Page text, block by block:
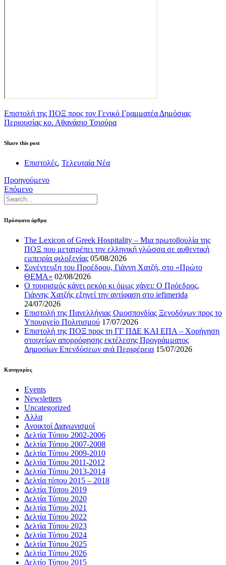
Επιστολή της ΠΟΞ προς τον Γενικό Γραμματέα Δημόσιας
Περιουσίας κο. Αθανάσιο Τσιούρα
Share this post
Επιστολές, Τελευταία Νέα
Προηγούμενο
Επόμενο
Πρόσφατα άρθρα
The Lexicon of Greek Hospitality – Μια πρωτοβουλία της
ΠΟΞ που μετατρέπει την ελληνική γλώσσα σε αυθεντική
εμπειρία φιλοξενίας 05/08/2026
Συνέντευξη του Προέδρου, Γιάννη Χατζή, στο «Πρώτο
ΘΕΜΑ» 02/08/2026
Ο τουρισμός κάνει ρεκόρ κι όμως χάνει: Ο Πρόεδρος,
Γιάννης Χατζής εξηγεί την αντίφαση στο iefimerida
24/07/2026
Επιστολή της Πανελλήνιας Ομοσπονδίας Ξενοδόχων προς το
Υπουργείο Πολιτισμού 17/07/2026
Επιστολή της ΠΟΞ προς τη ΓΓ ΠΔΕ ΚΑΙ ΕΠΑ – Χορήγηση
στοιχείων απορρόφησης εκτέλεσης Προγράμματος
Δημοσίων Επενδύσεων ανά Περιφέρεια 15/07/2026
Kατηγορίες
Events
Newsletters
Uncategorized
Αλλα
Ανοικτοί Διαγωνισμoί
Δελτία Τύπου 2002-2006
Δελτία Τύπου 2007-2008
Δελτία Τύπου 2009-2010
Δελτία Τύπου 2011-2012
Δελτία Τύπου 2013-2014
Δελτία τύπου 2015 – 2018
Δελτία Τύπου 2019
Δελτία Τύπου 2020
Δελτία Τύπου 2021
Δελτία Τύπου 2022
Δελτία Τύπου 2023
Δελτία Τύπου 2024
Δελτία Τύπου 2025
Δελτία Τύπου 2026
Δελτίο Τύπου 2015